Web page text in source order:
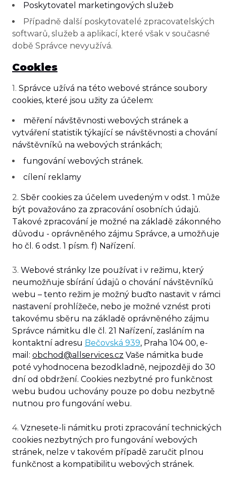
Poskytovatel marketingových služeb
Případně další poskytovatelé zpracovatelských
softwarů, služeb a aplikací, které však v současné
době Správce nevyužívá.
Cookies
​1. Správce užívá na této webové stránce soubory
cookies, které jsou užity za účelem:
měření návštěvnosti webových stránek a
vytváření statistik týkající se návštěvnosti a chování
návštěvníků na webových stránkách;
fungování webových stránek.
cílení reklamy
​2. Sběr cookies za účelem uvedeným v odst. 1 může
být považováno za zpracování osobních údajů.
Takové zpracování je možné na základě zákonného
důvodu - oprávněného zájmu Správce, a umožňuje
ho čl. 6 odst. 1 písm. f) Nařízení.
​3. Webové stránky lze používat i v režimu, který
neumožňuje sbírání údajů o chování návštěvníků
webu – tento režim je možný buďto nastavit v rámci
nastavení prohlížeče, nebo je možné vznést proti
takovému sběru na základě oprávněného zájmu
Správce námitku dle čl. 21 Nařízení, zasláním na
kontaktní adresu Bečovská 939, Praha 104 00, e-
mail: obchod@allservices.cz Vaše námitka bude
poté vyhodnocena bezodkladně, nejpozději do 30
dní od obdržení. Cookies nezbytné pro funkčnost
webu budou uchovány pouze po dobu nezbytně
nutnou pro fungování webu.
​4. Vznesete-li námitku proti zpracování technických
cookies nezbytných pro fungování webových
stránek, nelze v takovém případě zaručit plnou
funkčnost a kompatibilitu webových stránek.